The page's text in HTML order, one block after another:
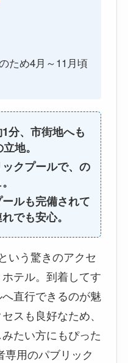
ため4月～11月頃
分、市街地へも
地。
クプールで、の
ルも完備されて
でも安心。
いう驚きのアクセ
テル。到着してす
直行できるのが魅
スも良好なため、
たい方にもぴった
専用のパブリック